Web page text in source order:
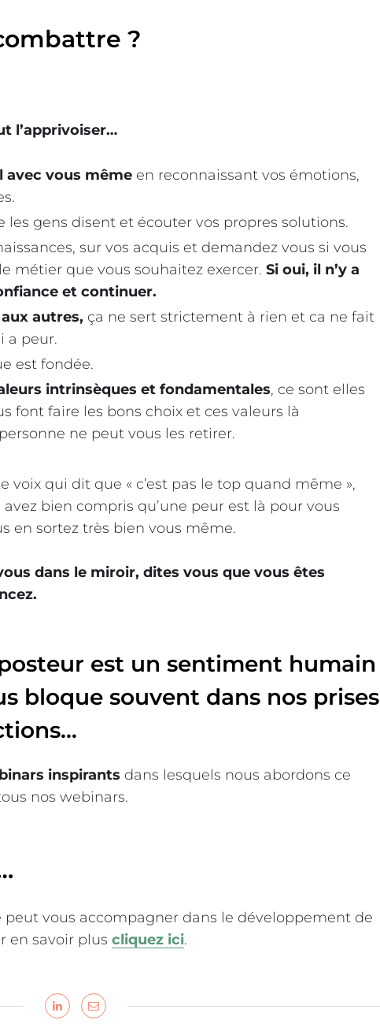
?
l’apprivoiser…
avec vous même en reconnaissant vos émotions,
les gens disent et écouter vos propres solutions.
sur vos acquis et demandez vous si vous
métier que vous souhaitez exercer. Si oui, il n’y a
et continuer.
autres, ça ne sert strictement à rien et ca ne fait
a peur.
est fondée.
intrinsèques et fondamentales, ce sont elles
font faire les bons choix et ces valeurs là
ne peut vous les retirer.
voix qui dit que « c’est pas le top quand même »,
bien compris qu’une peur est là pour vous
en sortez très bien vous même.
dans le miroir, dites vous que vous êtes
est un sentiment humain
bloque souvent dans nos prises
inspirants dans lesquels nous abordons ce
nos webinars.
vous accompagner dans le développement de
en savoir plus cliquez ici.